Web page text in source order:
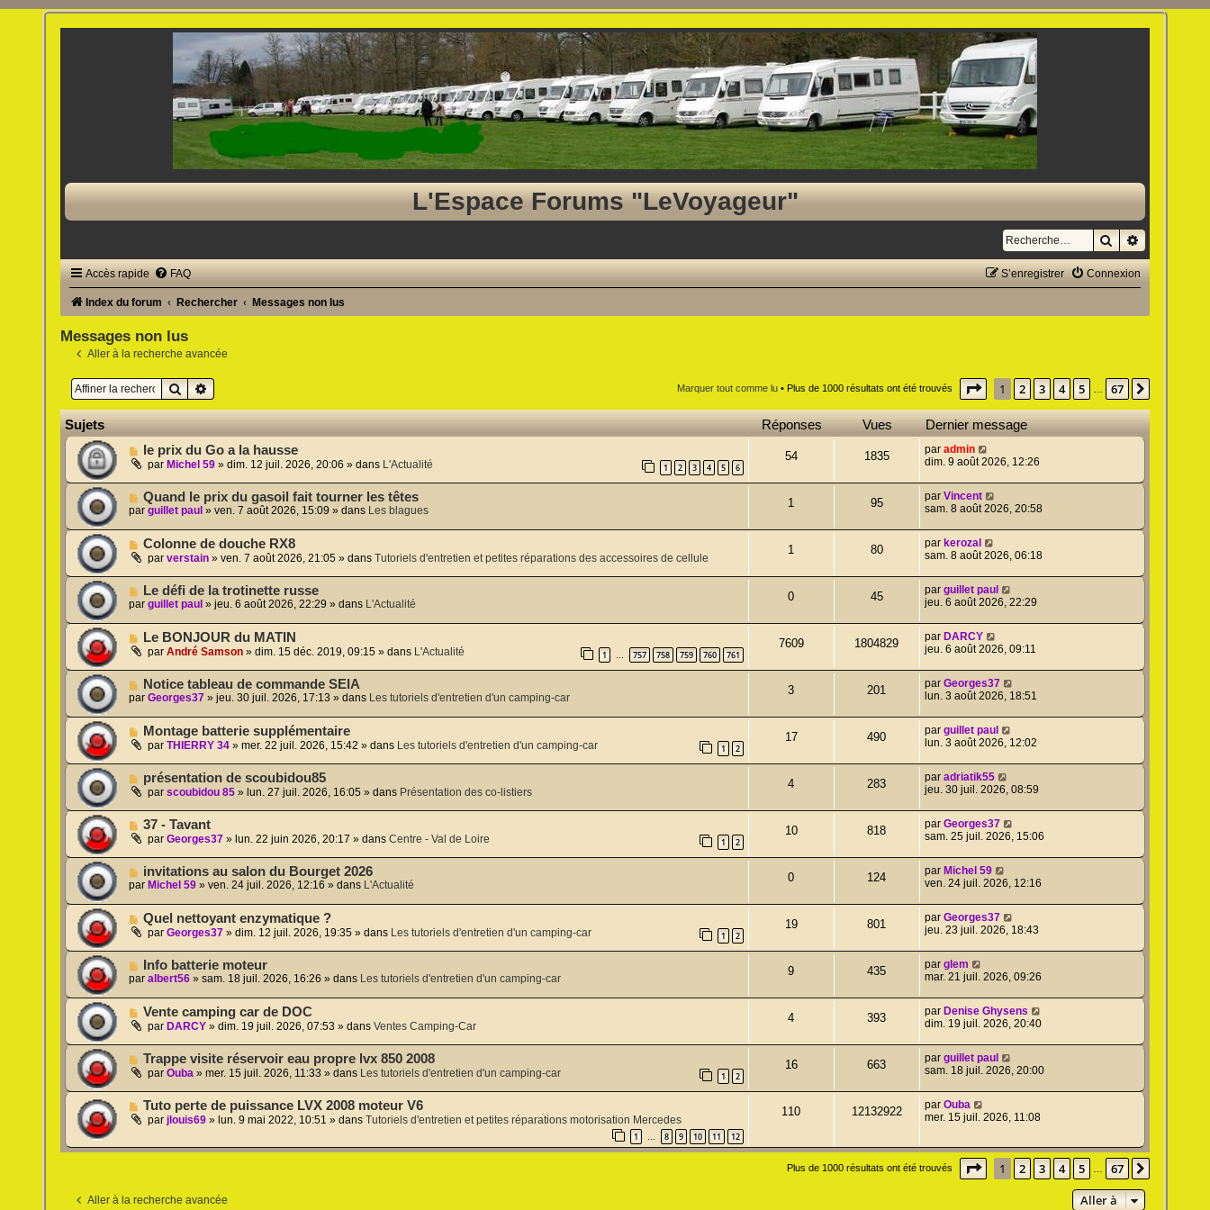
L'Espace Forums "LeVoyageur"
RechercherRecherche
Accès rapide FAQ Connexion
S’enregistrer
Index du forum Rechercher Messages non lus
Messages non lus
Aller à la recherche avancée
RechercherRecherche avancée Marquer tout comme lu• Plus de 1000 résultats ont été trouvés Page 1sur67
1 2 3 4 5 67
Sujets Réponses Vues Dernier message
N
o
u
v
e
a
m
e
s
s
a
g
e
le prix du Go a la hausse
parMichel 59 »dim. 12 juil. 2026, 20:06 » dans L'Actualité 1 2 3 4 5 6
54 1835 par admin
dim. 9 août 2026, 12:26
N
o
v
e
a
m
e
s
s
a
g
e
Quand le prix du gasoil fait tourner les têtes
parguillet paul »ven. 7 août 2026, 15:09 » dans Les blagues
1 95 par Vincent
sam. 8 août 2026, 20:58
N
o
u
v
e
a
m
e
s
s
a
g
e
Colonne de douche RX8
parverstain »ven. 7 août 2026, 21:05 » dansTutoriels d'entretien et petites réparations des accessoires de cellule
1 80 par kerozal
sam. 8 août 2026, 06:18
N
o
v
e
a
m
e
s
s
a
g
e
Le défi de la trotinette russe
parguillet paul »jeu. 6 août 2026, 22:29 » dans L'Actualité
0 45 par guillet paul
jeu. 6 août 2026, 22:29
N
o
u
v
e
a
m
e
s
s
a
g
e
Le BONJOUR du MATIN
parAndré Samson »dim. 15 déc. 2019, 09:15 » dans L'Actualité 1 … 757 758 759 760 761
7609 1804829 par DARCY
jeu. 6 août 2026, 09:11
N
o
v
e
a
e
s
s
a
g
e
Notice tableau de commande SEIA
parGeorges37 »jeu. 30 juil. 2026, 17:13 » dans Les tutoriels d'entretien d'un camping-car
3 201 par Georges37
lun. 3 août 2026, 18:51
N
o
u
v
e
a
m
e
s
s
a
g
e
Montage batterie supplémentaire
parTHIERRY 34 »mer. 22 juil. 2026, 15:42 » dans Les tutoriels d'entretien d'un camping-car 1 2
17 490 par guillet paul
lun. 3 août 2026, 12:02
N
o
u
v
e
a
m
e
s
s
a
g
e
présentation de scoubidou85
parscoubidou 85 »lun. 27 juil. 2026, 16:05 » dans Présentation des co-listiers
4 283 par adriatik55
jeu. 30 juil. 2026, 08:59
N
o
u
v
e
a
m
e
s
s
a
g
e
37 - Tavant
parGeorges37 »lun. 22 juin 2026, 20:17 » dansCentre - Val de Loire 1 2
10 818 par Georges37
sam. 25 juil. 2026, 15:06
N
o
v
e
a
m
e
s
s
a
g
e
invitations au salon du Bourget 2026
parMichel 59 »ven. 24 juil. 2026, 12:16 » dans L'Actualité
0 124 par Michel 59
ven. 24 juil. 2026, 12:16
N
o
u
v
a
m
e
s
s
a
g
e
Quel nettoyant enzymatique ?
parGeorges37 »dim. 12 juil. 2026, 19:35 » dans Les tutoriels d'entretien d'un camping-car 1 2
19 801 par Georges37
jeu. 23 juil. 2026, 18:43
N
o
v
e
a
m
e
s
s
a
g
e
Info batterie moteur
paralbert56 »sam. 18 juil. 2026, 16:26 » dans Les tutoriels d'entretien d'un camping-car
9 435 par glem
mar. 21 juil. 2026, 09:26
N
o
u
v
a
m
e
s
a
Vente camping car de DOC
parDARCY »dim. 19 juil. 2026, 07:53 » dansVentes Camping-Car
4 393 par Denise Ghysens
dim. 19 juil. 2026, 20:40
N
o
u
v
a
m
a
Trappe visite réservoir eau propre lvx 850 2008
parOuba »mer. 15 juil. 2026, 11:33 » dans Les tutoriels d'entretien d'un camping-car 1 2
16 663 par guillet paul
sam. 18 juil. 2026, 20:00
N
o
u
e
e
Tuto perte de puissance LVX 2008 moteur V6
parjlouis69 »lun. 9 mai 2022, 10:51 » dansTutoriels d'entretien et petites réparations motorisation Mercedes
1 … 8 9 10 11 12
110 12132922 par Ouba
mer. 15 juil. 2026, 11:08
Plus de 1000 résultats ont été trouvés Page 1sur67
1 2 3 4 5 … 67
Aller à la recherche avancée Aller à